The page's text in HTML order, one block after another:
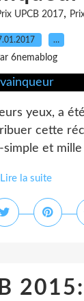
UPCB 2017,
…
6nemablog
yeux, a
cette
et mille
Lire la suite